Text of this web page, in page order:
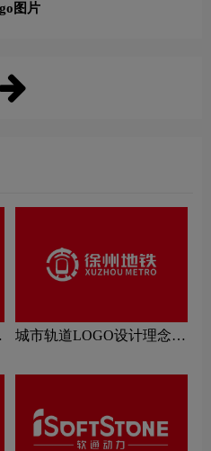
图片
城市轨道LOGO设计理念解